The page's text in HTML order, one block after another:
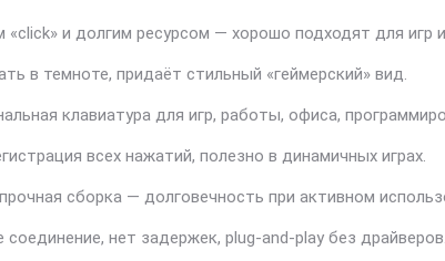
и долгим ресурсом — хорошо подходят для игр
в темноте, придаёт стильный «геймерский» вид.
клавиатура для игр, работы, офиса,
всех нажатий, полезно в динамичных играх.
сборка — долговечность при активном
нет задержек, plug-and-play без драйверов.